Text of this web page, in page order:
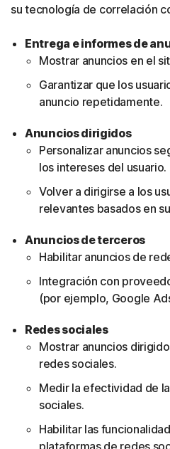
su tecnología de correlación
Entrega e informes de
Mostrar anuncios en el
Garantizar que los
anuncio repetidamente.
Anuncios dirigidos
Personalizar anuncios
los intereses del usuario.
Volver a dirigirse a los
relevantes basados en
Anuncios de terceros
Habilitar anuncios de
Integración con
(por ejemplo, Google
Redes sociales
Mostrar anuncios
redes sociales.
Medir la efectividad de
sociales.
Habilitar las
plataformas de redes